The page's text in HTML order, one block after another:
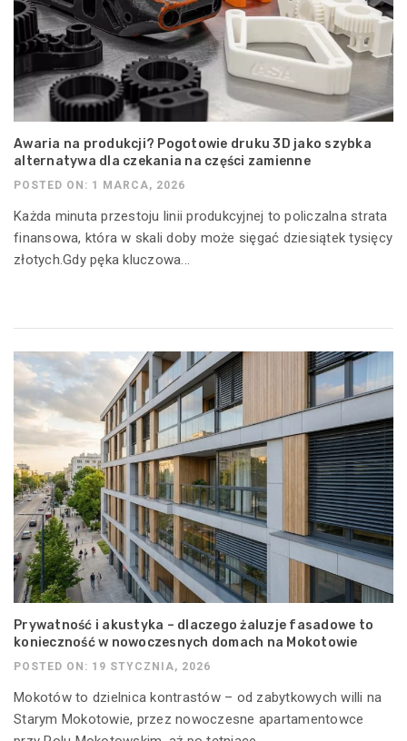
Awaria na produkcji? Pogotowie druku 3D jako szybka
alternatywa dla czekania na części zamienne
POSTED ON: 1 MARCA, 2026
Każda minuta przestoju linii produkcyjnej to policzalna strata
finansowa, która w skali doby może sięgać dziesiątek tysięcy
złotych.Gdy pęka kluczowa...
Prywatność i akustyka – dlaczego żaluzje fasadowe to
konieczność w nowoczesnych domach na Mokotowie
POSTED ON: 19 STYCZNIA, 2026
Mokotów to dzielnica kontrastów – od zabytkowych willi na
Starym Mokotowie, przez nowoczesne apartamentowce